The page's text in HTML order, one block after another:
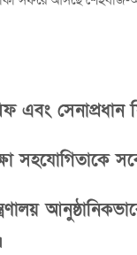
এবং
সহযোগিতাকে